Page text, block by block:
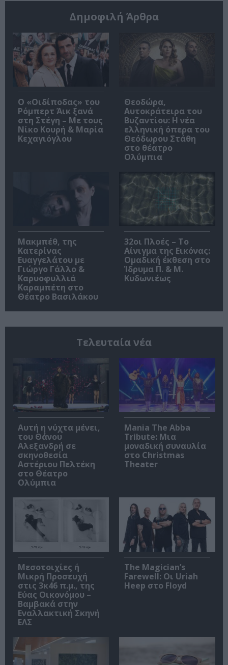
Δημοφιλή Άρθρα
O «Οιδίποδας» του
Ρόμπερτ Άικ ξανά
στη Στέγη – Με τους
Νίκο Κουρή & Μαρία
Κεχαγιόγλου
Θεοδώρα,
Αυτοκράτειρα του
Βυζαντίου: Η νέα
ελληνική όπερα του
Θεόδωρου Στάθη
στο θέατρο
Ολύμπια
Μακμπέθ, της
Κατερίνας
Ευαγγελάτου με
Γιώργο Γάλλο &
Καρυοφυλλιά
Καραμπέτη στο
Θέατρο Βασιλάκου
32οι Πλοές – Το
Αίνιγμα της Εικόνας:
Ομαδική έκθεση στο
Ίδρυμα Π. & Μ.
Κυδωνιέως
Τελευταία νέα
Αυτή η νύχτα μένει,
του Θάνου
Αλεξανδρή σε
σκηνοθεσία
Αστέριου Πελτέκη
στο Θέατρο
Ολύμπια
Mania The Abba
Tribute: Μια
μοναδική συναυλία
στο Christmas
Theater
Μεσοτοιχίες ή
Μικρή Προσευχή
στις 3κ46 π.μ., της
Εύας Οικονόμου –
Βαμβακά στην
Εναλλακτική Σκηνή
ΕΛΣ
The Magician’s
Farewell: Οι Uriah
Heep στο Floyd